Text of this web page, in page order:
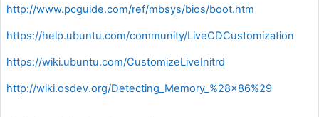
http://www.pcguide.com/ref/mbsys/bios/boot.htm
https://help.ubuntu.com/community/LiveCDCustomization
https://wiki.ubuntu.com/CustomizeLiveInitrd
http://wiki.osdev.org/Detecting_Memory_%28x86%29